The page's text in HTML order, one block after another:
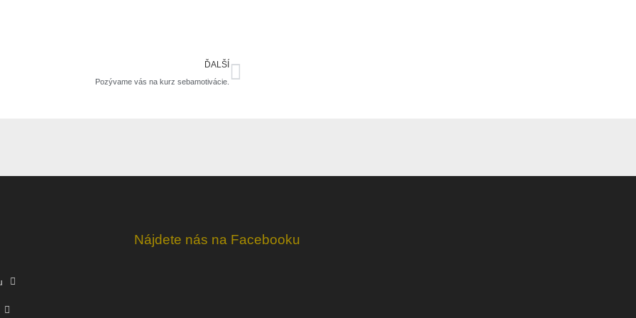
ĎALŠÍ
Pozývame vás na kurz sebamotivácie.
Ďalšie
Nájdete nás na Facebooku